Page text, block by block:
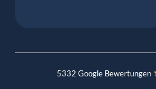
5332 Google Bewertungen